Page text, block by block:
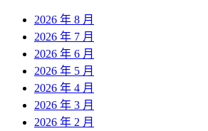
2026 年 8 月
2026 年 7 月
2026 年 6 月
2026 年 5 月
2026 年 4 月
2026 年 3 月
2026 年 2 月